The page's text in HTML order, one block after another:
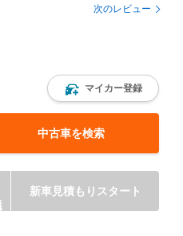
次のレビュー
マイカー登録
中古車を検索
新車見積もりスタート